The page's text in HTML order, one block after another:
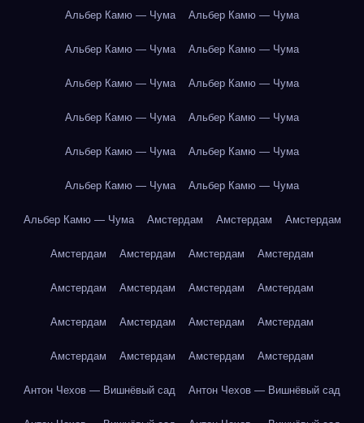
Альбер Камю — Чума Альбер Камю — Чума
Альбер Камю — Чума Альбер Камю — Чума
Альбер Камю — Чума Альбер Камю — Чума
Альбер Камю — Чума Альбер Камю — Чума
Альбер Камю — Чума Альбер Камю — Чума
Альбер Камю — Чума Альбер Камю — Чума
Альбер Камю — Чума Амстердам Амстердам Амстердам
Амстердам Амстердам Амстердам Амстердам
Амстердам Амстердам Амстердам Амстердам
Амстердам Амстердам Амстердам Амстердам
Амстердам Амстердам Амстердам Амстердам
Антон Чехов — Вишнёвый сад Антон Чехов — Вишнёвый сад